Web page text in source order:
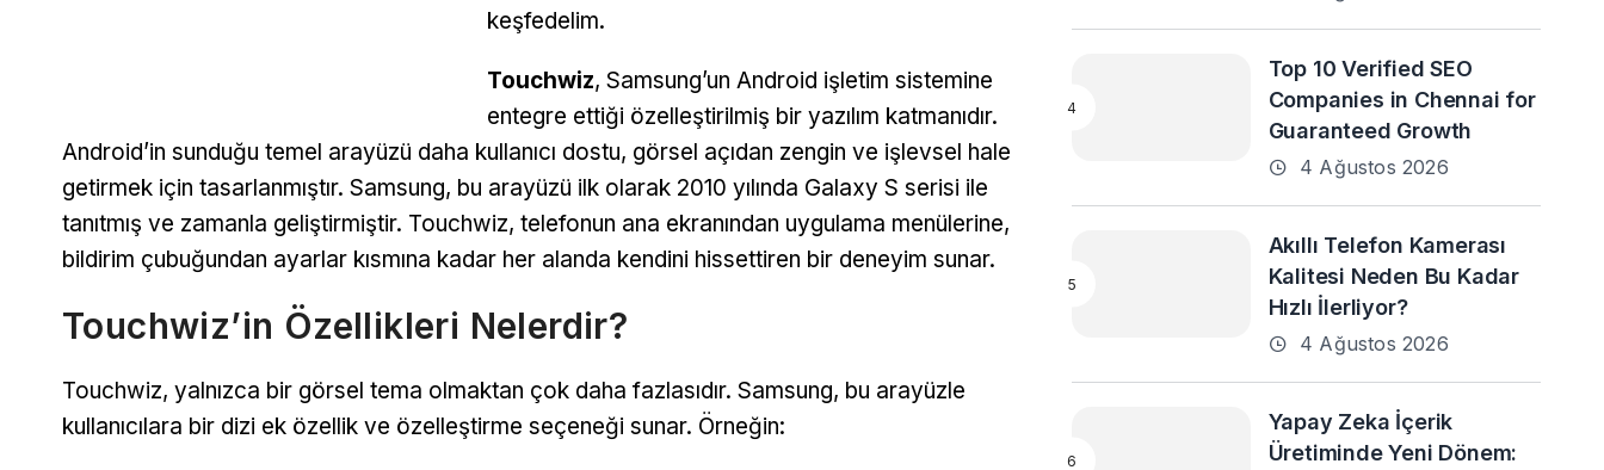
keşfedelim.
Touchwiz, Samsung’un Android işletim sistemine
entegre ettiği özelleştirilmiş bir yazılım katmanıdır.
Android’in sunduğu temel arayüzü daha kullanıcı dostu, görsel açıdan zengin ve işlevsel hale
getirmek için tasarlanmıştır. Samsung, bu arayüzü ilk olarak 2010 yılında Galaxy S serisi ile
tanıtmış ve zamanla geliştirmiştir. Touchwiz, telefonun ana ekranından uygulama menülerine,
bildirim çubuğundan ayarlar kısmına kadar her alanda kendini hissettiren bir deneyim sunar.
Touchwiz’in Özellikleri Nelerdir?
Touchwiz, yalnızca bir görsel tema olmaktan çok daha fazlasıdır. Samsung, bu arayüzle
kullanıcılara bir dizi ek özellik ve özelleştirme seçeneği sunar. Örneğin:
Top 10 Verified SEO
Companies in Chennai for
Guaranteed Growth
4 Ağustos 2026
Akıllı Telefon Kamerası
Kalitesi Neden Bu Kadar
Hızlı İlerliyor?
4 Ağustos 2026
Yapay Zeka İçerik
Üretiminde Yeni Dönem: